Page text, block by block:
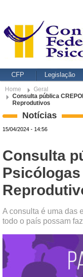
CFP Legislação
Home
Geral
Consulta pública
Reprodutivos
Notícias
15/04/2024 - 14:56
Consulta
A consulta é uma das
todo o país possam